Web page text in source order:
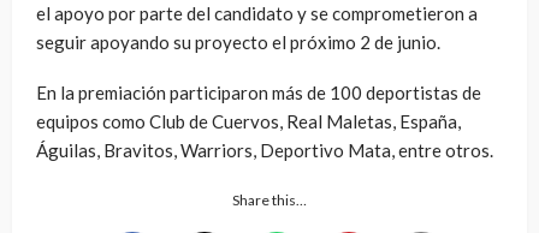
el apoyo por parte del candidato y se comprometieron a
seguir apoyando su proyecto el próximo 2 de junio.
En la premiación participaron más de 100 deportistas de
equipos como Club de Cuervos, Real Maletas, España,
Águilas, Bravitos, Warriors, Deportivo Mata, entre otros.
Share this…